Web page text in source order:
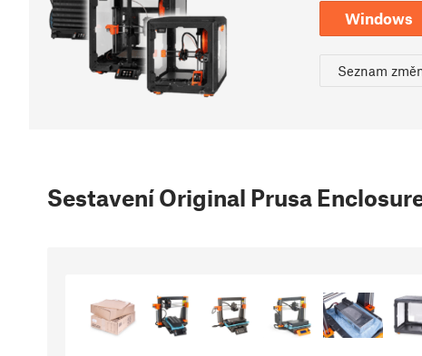
Windows
Seznam
Sestavení Original Prusa